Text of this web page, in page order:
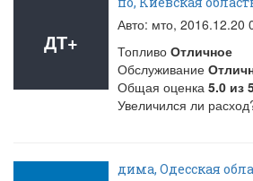
ДТ+
Авто: мто, 2016.12.20
Топливо Отличное
Обслуживание
Общая оценка 5.0 из
Увеличился ли
дима, Одесская